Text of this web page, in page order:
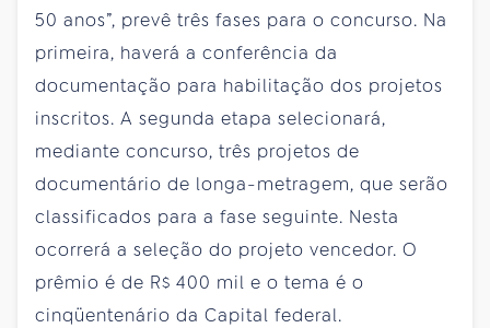
50 anos”, prevê três fases para o concurso. Na
primeira, haverá a conferência da
documentação para habilitação dos projetos
inscritos. A segunda etapa selecionará,
mediante concurso, três projetos de
documentário de longa-metragem, que serão
classificados para a fase seguinte. Nesta
ocorrerá a seleção do projeto vencedor. O
prêmio é de R$ 400 mil e o tema é o
cinqüentenário da Capital federal.